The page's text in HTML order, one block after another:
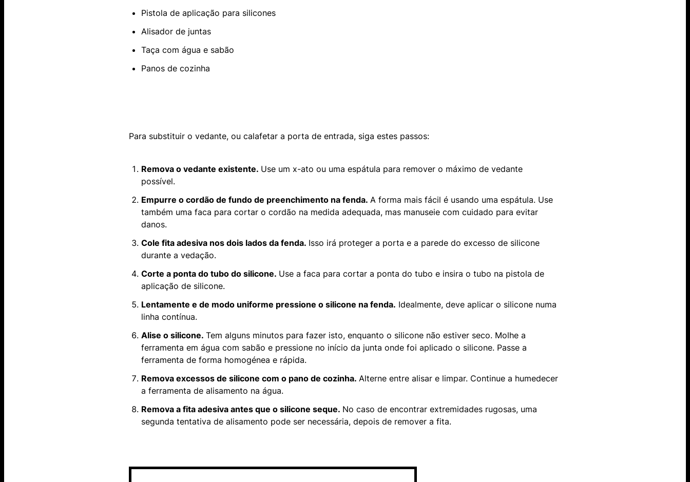
Pistola de aplicação para silicones
Alisador de juntas
Taça com água e sabão
Panos de cozinha
Para substituir o vedante, ou calafetar a porta de entrada, siga estes passos:
Remova o vedante existente. Use um x-ato ou uma espátula para remover o máximo de vedante
possível.
Empurre o cordão de fundo de preenchimento na fenda. A forma mais fácil é usando uma espátula. Use
também uma faca para cortar o cordão na medida adequada, mas manuseie com cuidado para evitar
danos.
Cole fita adesiva nos dois lados da fenda. Isso irá proteger a porta e a parede do excesso de silicone
durante a vedação.
Corte a ponta do tubo do silicone. Use a faca para cortar a ponta do tubo e insira o tubo na pistola de
aplicação de silicone.
Lentamente e de modo uniforme pressione o silicone na fenda. Idealmente, deve aplicar o silicone numa
linha contínua.
Alise o silicone. Tem alguns minutos para fazer isto, enquanto o silicone não estiver seco. Molhe a
ferramenta em água com sabão e pressione no início da junta onde foi aplicado o silicone. Passe a
ferramenta de forma homogénea e rápida.
Remova excessos de silicone com o pano de cozinha. Alterne entre alisar e limpar. Continue a humedecer
a ferramenta de alisamento na água.
Remova a fita adesiva antes que o silicone seque. No caso de encontrar extremidades rugosas, uma
segunda tentativa de alisamento pode ser necessária, depois de remover a fita.